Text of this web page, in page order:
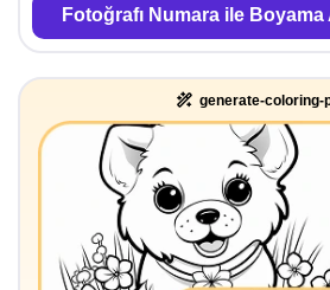
Fotoğrafı Numara ile Boyama
generate-coloring-